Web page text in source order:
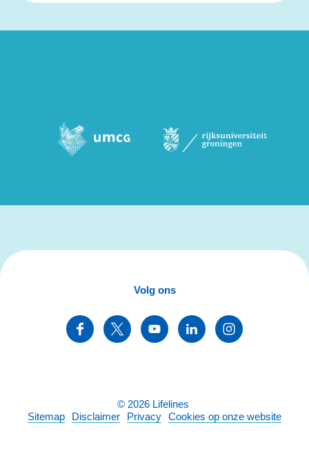
Volg ons
© 2026 Lifelines
Sitemap
Disclaimer Privacy Cookies op onze website